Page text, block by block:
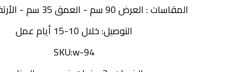
المقاسات : العرض 90 سم - العمق 35 سم - الأرتفاع 90 سم
التوصيل: خلال 10-15 أيام عمل
SKU:w-94